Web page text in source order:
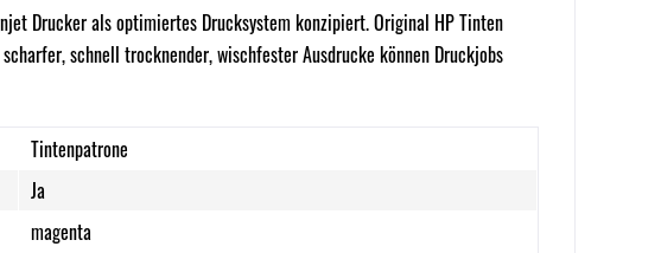
Drucker als optimiertes Drucksystem konzipiert. Original HP Tinten
schnell trocknender, wischfester Ausdrucke können Druckjobs
Tintenpatrone
Ja
magenta